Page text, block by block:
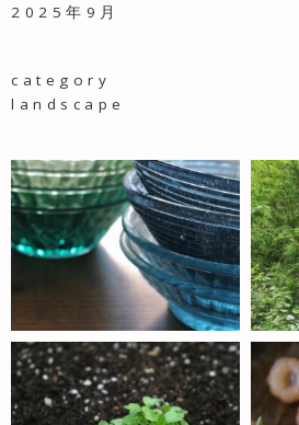
2025年9月
category
landscape